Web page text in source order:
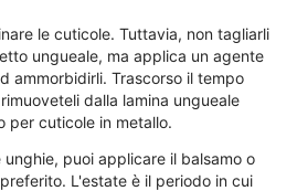
le cuticole. Tuttavia, non tagliarli
ungueale, ma applica un agente
ammorbidirli. Trascorso il tempo
dalla lamina ungueale
per cuticole in metallo.
puoi applicare il balsamo o
L'estate è il periodo in cui